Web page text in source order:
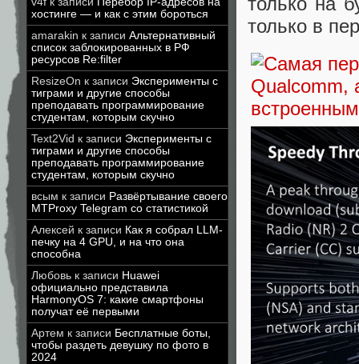
хостинге — и как с этим бороться
amarakin к записи Альтернативный
список заблокированных в РФ
ресурсов Re:filter
ResizeOn к записи Эксперименты с
тиграми и другие способы
преподавать программирование
студентам, которым скучно
Text2Vid к записи Эксперименты с
тиграми и другие способы
преподавать программирование
студентам, которым скучно
всым к записи Развёртывание своего
MTProxy Telegram со статистикой
Алексей к записи Как я собрал LLM-
печку на 4 GPU, и на что она
способна
Любовь к записи Huawei
официально представила
HarmonyOS 7: какие смартфоны
получат её первыми
Артем к записи Бесплатные боты,
чтобы раздеть девушку по фото в
2024
только в